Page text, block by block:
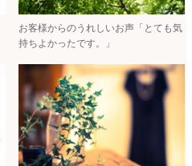
お客様からのうれしいお声「とても気
持ちよかったです。」